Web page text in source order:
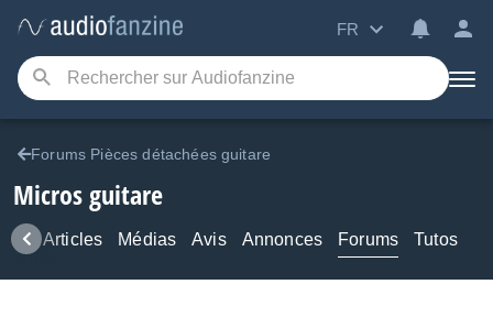
FR
Forums Pièces détachées guitare
Micros guitare
Articles Médias Avis Annonces Forums Tutos